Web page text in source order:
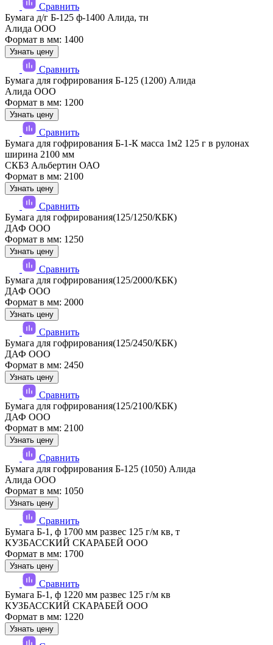
Сравнить
Бумага д/г Б-125 ф-1400 Алида, тн
Алида ООО
Формат в мм: 1400
Узнать цену
Сравнить
Бумага для гофрирования Б-125 (1200) Алида
Алида ООО
Формат в мм: 1200
Узнать цену
Сравнить
Бумага для гофрирования Б-1-К масса 1м2 125 г в рулонах
ширина 2100 мм
СКБЗ Альбертин ОАО
Формат в мм: 2100
Узнать цену
Сравнить
Бумага для гофрирования(125/1250/КБК)
ДАФ ООО
Формат в мм: 1250
Узнать цену
Сравнить
Бумага для гофрирования(125/2000/КБК)
ДАФ ООО
Формат в мм: 2000
Узнать цену
Сравнить
Бумага для гофрирования(125/2450/КБК)
ДАФ ООО
Формат в мм: 2450
Узнать цену
Сравнить
Бумага для гофрирования(125/2100/КБК)
ДАФ ООО
Формат в мм: 2100
Узнать цену
Сравнить
Бумага для гофрирования Б-125 (1050) Алида
Алида ООО
Формат в мм: 1050
Узнать цену
Сравнить
Бумага Б-1, ф 1700 мм развес 125 г/м кв, т
КУЗБАССКИЙ СКАРАБЕЙ ООО
Формат в мм: 1700
Узнать цену
Сравнить
Бумага Б-1, ф 1220 мм развес 125 г/м кв
КУЗБАССКИЙ СКАРАБЕЙ ООО
Формат в мм: 1220
Узнать цену